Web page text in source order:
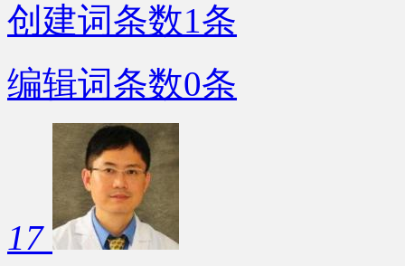
创建词条数1条
编辑词条数0条
17